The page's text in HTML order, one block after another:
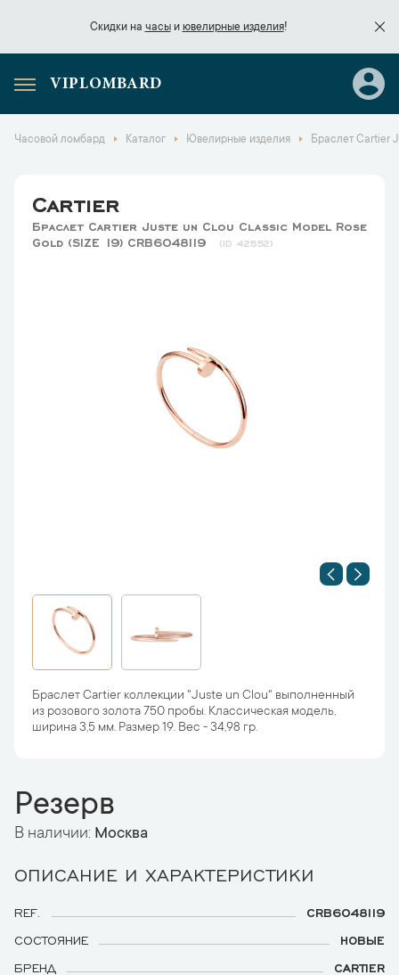
Скидки на часыи ювелирные изделия!
Скидки начасы
VIPLOMBARD
Часовой ломбард Каталог Ювелирные изделия Браслет Cartier
Cartier
Браслет Cartier Juste un Clou Classic Model Rose
Gold (SIZE 19) CRB6048119
42552
Браслет Cartier коллекции "Juste un Clou" выполненный
из розового золота 750 пробы. Классическая модель,
ширина 3,5 мм. Размер 19. Вес - 34,98 гр.
Резерв
В наличии: Москва
ОПИСАНИЕ И ХАРАКТЕРИСТИКИ
REF.
CRB6048119
СОСТОЯНИЕ
НОВЫЕ
БРЕНД
CARTIER